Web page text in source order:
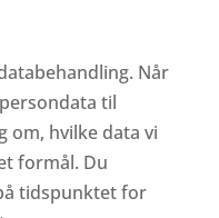
Når
til
om, hvilke data vi
formål. Du
tidspunktet for